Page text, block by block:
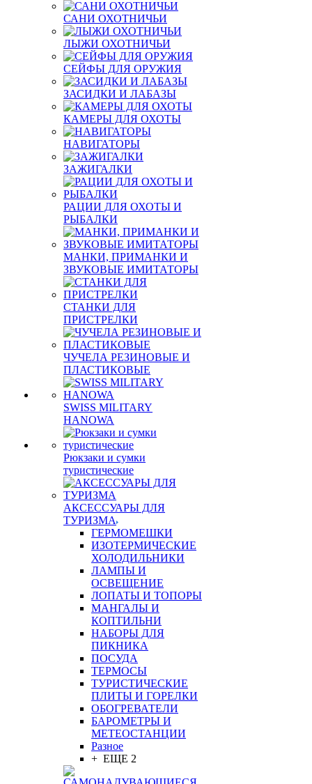
САНИ ОХОТНИЧЬИ
ЛЫЖИ ОХОТНИЧЬИ
СЕЙФЫ ДЛЯ ОРУЖИЯ
ЗАСИДКИ И ЛАБАЗЫ
КАМЕРЫ ДЛЯ ОХОТЫ
НАВИГАТОРЫ
ЗАЖИГАЛКИ
РАЦИИ ДЛЯ ОХОТЫ И
РЫБАЛКИ
МАНКИ, ПРИМАНКИ И
ЗВУКОВЫЕ ИМИТАТОРЫ
СТАНКИ ДЛЯ
ПРИСТРЕЛКИ
ЧУЧЕЛА РЕЗИНОВЫЕ И
ПЛАСТИКОВЫЕ
SWISS MILITARY
HANOWA
Рюкзаки и сумки
туристические
АКСЕССУАРЫ ДЛЯ
ТУРИЗМА
ГЕРМОМЕШКИ
ИЗОТЕРМИЧЕСКИЕ
ХОЛОДИЛЬНИКИ
ЛАМПЫ И
ОСВЕЩЕНИЕ
ЛОПАТЫ И ТОПОРЫ
МАНГАЛЫ И
КОПТИЛЬНИ
НАБОРЫ ДЛЯ
ПИКНИКА
ПОСУДА
ТЕРМОСЫ
ТУРИСТИЧЕСКИЕ
ПЛИТЫ И ГОРЕЛКИ
ОБОГРЕВАТЕЛИ
БАРОМЕТРЫ И
МЕТЕОСТАНЦИИ
Разное
+ ЕЩЕ 2